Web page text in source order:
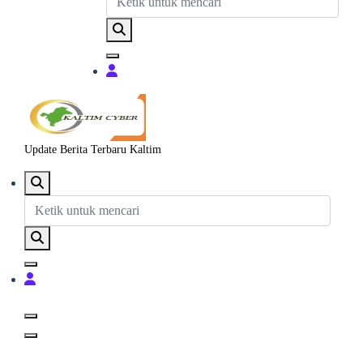
Update Berita Terbaru Kaltim